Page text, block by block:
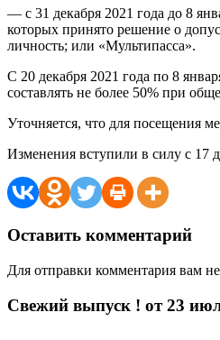
— с 31 декабря 2021 года до 8
которых принято решение о
личность; или «Мультипасса».
С 20 декабря 2021 года по 8
составлять не более 50% при
Уточняется, что для посещения
Изменения вступили в силу с 17
Оставить комментарий
Для отправки комментария вам
Свежий выпуск ! от 23